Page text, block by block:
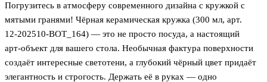
Погрузитесь в атмосферу современного дизайна с кружкой с
мятыми гранями! Чёрная керамическая кружка (300 мл, арт.
12‑202510‑BOT_164) — это не просто посуда, а настоящий
арт‑объект для вашего стола. Необычная фактура поверхности
создаёт интересные светотени, а глубокий чёрный цвет придаёт
элегантность и строгость. Держать её в руках — одно